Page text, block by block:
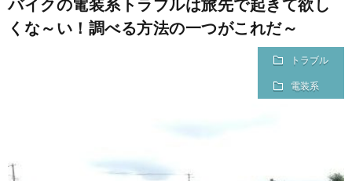
バイクの電装系トラブルは旅先で起きて欲し
くな～い！調べる方法の一つがこれだ～
トラブル
電装系